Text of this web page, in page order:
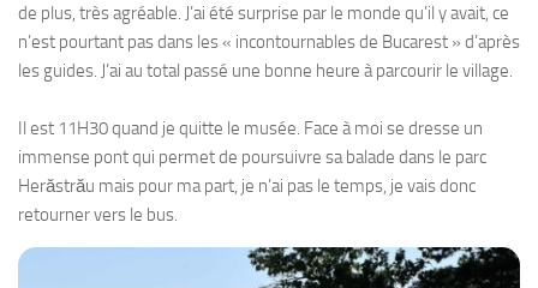
de plus, très agréable. J’ai été surprise par le monde qu’il y avait, ce
n’est pourtant pas dans les « incontournables de Bucarest » d’après
les guides. J’ai au total passé une bonne heure à parcourir le village.
Il est 11H30 quand je quitte le musée. Face à moi se dresse un
immense pont qui permet de poursuivre sa balade dans le parc
Herăstrău mais pour ma part, je n’ai pas le temps, je vais donc
retourner vers le bus.